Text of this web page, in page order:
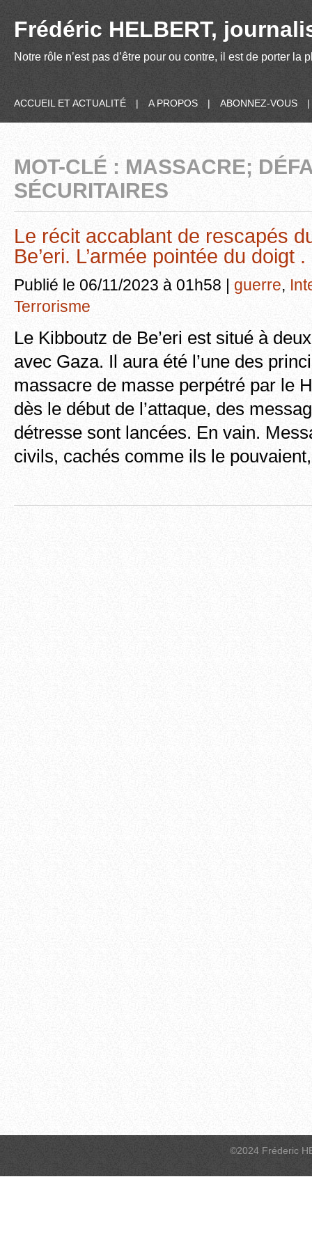
Frédéric HELBERT,
Notre rôle n’est pas d’être pour ou contre, il est de porter
ACCUEIL ET ACTUALITÉ | A PROPOS | ABONNEZ-VOUS |
MOT-CLÉ : MASSACRE;
SÉCURITAIRES
Le récit accablant de rescapés
Be’eri. L’armée pointée du doigt .
Publié le 06/11/2023 à 01h58 | guerre,
Terrorisme
Le Kibboutz de Be’eri est situé à
avec Gaza. Il aura été l’une des
massacre de masse perpétré par le
dès le début de l’attaque, des
détresse sont lancées. En vain.
civils, cachés comme ils le
©2024 Fréderic